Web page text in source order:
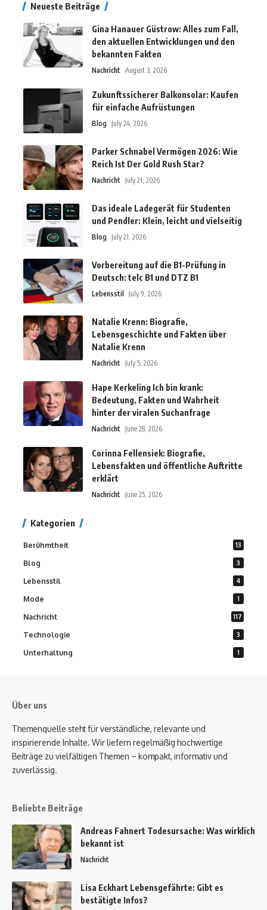
Neueste Beiträge
Gina Hanauer Güstrow: Alles zum Fall,
den aktuellen Entwicklungen und den
bekannten Fakten
Nachricht August 3, 2026
Zukunftssicherer Balkonsolar: Kaufen
für einfache Aufrüstungen
Blog July 24, 2026
Parker Schnabel Vermögen 2026: Wie
Reich Ist Der Gold Rush Star?
Nachricht July 21, 2026
Das ideale Ladegerät für Studenten
und Pendler: Klein, leicht und vielseitig
Blog July 21, 2026
Vorbereitung auf die B1-Prüfung in
Deutsch: telc B1 und DTZ B1
Lebensstil July 9, 2026
Natalie Krenn: Biografie,
Lebensgeschichte und Fakten über
Natalie Krenn
Nachricht July 5, 2026
Hape Kerkeling Ich bin krank:
Bedeutung, Fakten und Wahrheit
hinter der viralen Suchanfrage
Nachricht June 28, 2026
Corinna Fellensiek: Biografie,
Lebensfakten und öffentliche Auftritte
erklärt
Nachricht June 25, 2026
Kategorien
Berühmtheit 13
Blog 3
Lebensstil 4
Mode 1
Nachricht 117
Technologie 3
Unterhaltung 1
Über uns
Themenquelle steht für verständliche, relevante und
inspirierende Inhalte. Wir liefern regelmäßig hochwertige
Beiträge zu vielfältigen Themen – kompakt, informativ und
zuverlässig.
Beliebte Beiträge
Andreas Fahnert Todesursache: Was wirklich
bekannt ist
Nachricht
Lisa Eckhart Lebensgefährte: Gibt es
bestätigte Infos?